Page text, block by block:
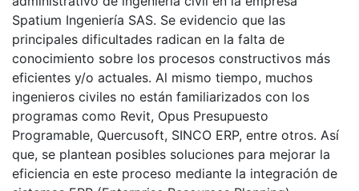
Spatium Ingeniería SAS. Se evidencio que las
principales dificultades radican en la falta de
conocimiento sobre los procesos constructivos más
eficientes y/o actuales. Al mismo tiempo, muchos
ingenieros civiles no están familiarizados con los
programas como Revit, Opus Presupuesto
Programable, Quercusoft, SINCO ERP, entre otros. Así
que, se plantean posibles soluciones para mejorar la
eficiencia en este proceso mediante la integración de